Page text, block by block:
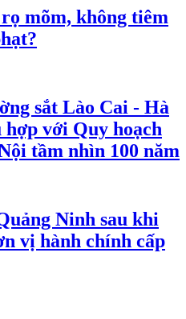
mõm, không tiêm
sắt Lào Cai - Hà
với Quy hoạch
tầm nhìn 100 năm
Ninh sau khi
vị hành chính cấp